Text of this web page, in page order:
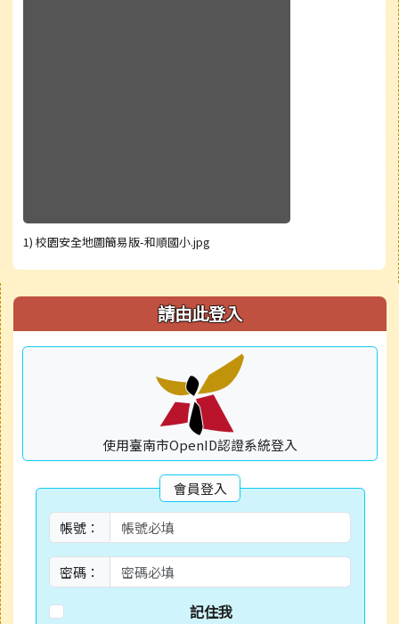
1) 校園安全地圖簡易版-和順國小.jpg
右邊區域內容 請由此登入
使用臺南市OpenID認證系統登入
會員登入
帳號：
密碼：
記住我